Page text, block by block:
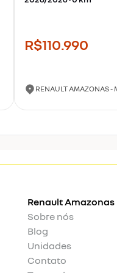
R$110.990
RENAULT AMAZONAS -
RenaultAmazonas
Sobre nós
Blog
Unidades
Contato